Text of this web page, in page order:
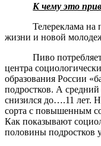
К чему это
Телереклама на
жизни и новой
Пиво
центра
образования России
подростков. А
снизился до….11 лет.
сорта с повышенным
Как показывают
половины подростков